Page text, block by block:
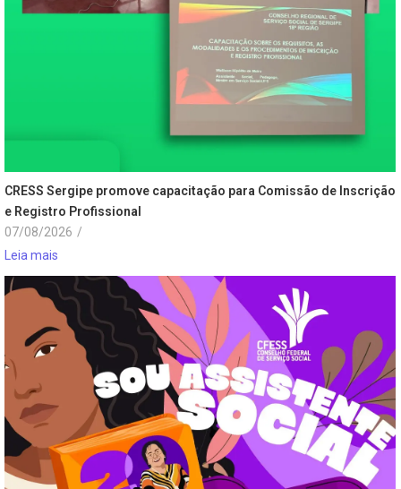
CRESS Sergipe promove capacitação para Comissão de Inscrição
e Registro Profissional
07/08/2026 /
Leia mais